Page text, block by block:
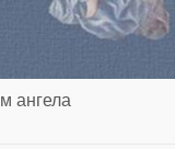
ангела